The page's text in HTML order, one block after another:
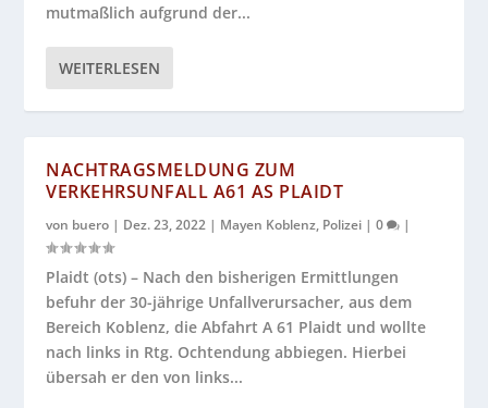
mutmaßlich aufgrund der...
WEITERLESEN
NACHTRAGSMELDUNG ZUM
VERKEHRSUNFALL A61 AS PLAIDT
von buero | Dez. 23, 2022 | Mayen Koblenz, Polizei |0 |
Plaidt (ots) – Nach den bisherigen Ermittlungen
befuhr der 30-jährige Unfallverursacher, aus dem
Bereich Koblenz, die Abfahrt A 61 Plaidt und wollte
nach links in Rtg. Ochtendung abbiegen. Hierbei
übersah er den von links...